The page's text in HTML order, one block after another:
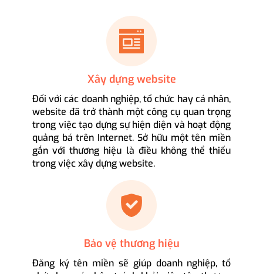
Xây dựng website
Đối với các doanh nghiệp, tổ chức hay cá nhân,
website đã trở thành một công cụ quan trọng
trong việc tạo dựng sự hiện diện và hoạt động
quảng bá trên Internet. Sở hữu một tên miền
gắn với thương hiệu là điều không thể thiếu
trong việc xây dựng website.
Bảo vệ thương hiệu
Đăng ký tên miền sẽ giúp doanh nghiệp, tổ